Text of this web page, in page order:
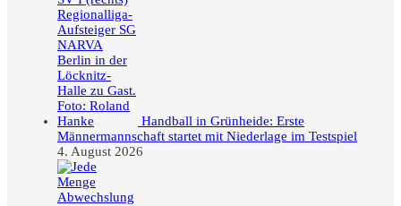
Handball in Grünheide: Erste
Männermannschaft startet mit Niederlage im Testspiel
4. August 2026